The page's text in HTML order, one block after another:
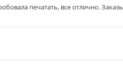
печатать, все отлично.